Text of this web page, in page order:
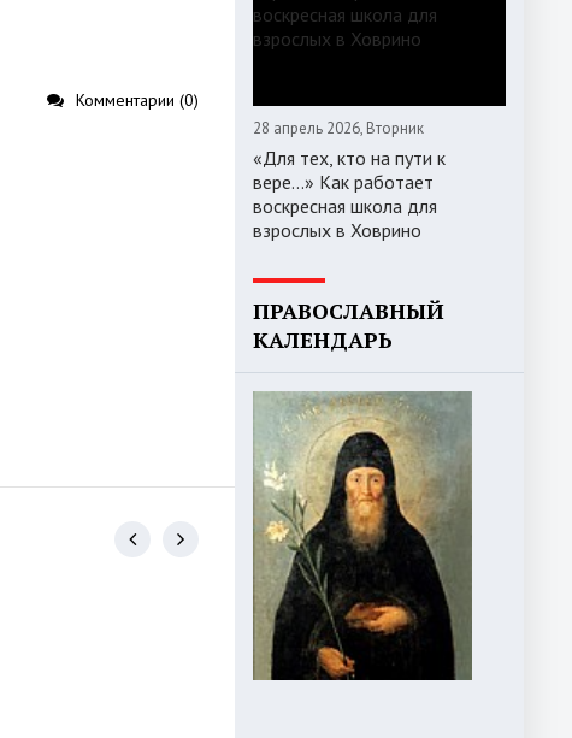
Комментарии (0)
28 апрель 2026, Вторник
«Для тех, кто на пути к
вере...» Как работает
воскресная школа для
взрослых в Ховрино
ПРАВОСЛАВНЫЙ
КАЛЕНДАРЬ